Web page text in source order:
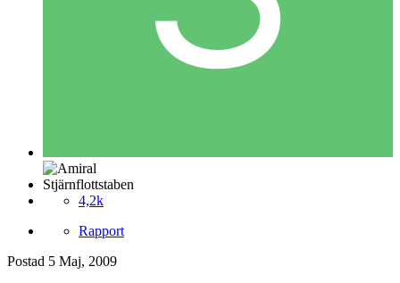
Stjärnflottstaben
4,2k
Rapport
Postad 5 Maj, 2009